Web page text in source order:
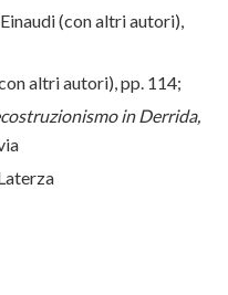
(con altri autori),
altri autori), pp. 114;
in Derrida,